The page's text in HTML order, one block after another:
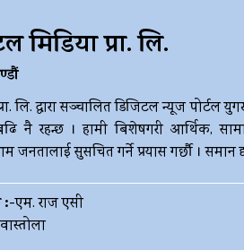
प्रा. लि.
लि. द्धारा सञ्चालित डिजिटल न्यूज पोर्टल
बढि नै रहन्छ । हामी बिशेषगरी आर्थिक,
सुसचित गर्ने प्रयास गर्छौ । समान
:-एम. राज एसी